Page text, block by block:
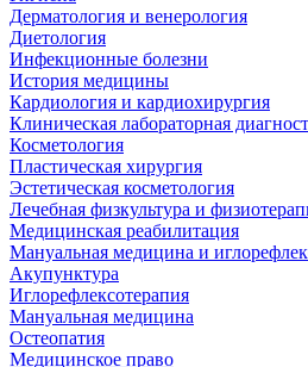
Дерматология и венерология
Диетология
Инфекционные болезни
История медицины
Кардиология и кардиохирургия
Клиническая лабораторная
Косметология
Пластическая хирургия
Эстетическая косметология
Лечебная физкультура и
Медицинская реабилитация
Мануальная медицина и
Акупунктура
Иглорефлексотерапия
Мануальная медицина
Остеопатия
Медицинское право